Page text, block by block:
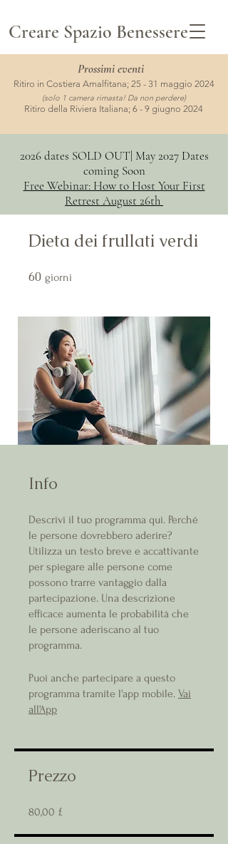
Creare Spazio Benessere
Prossimieventi
Ritiro in Costiera Amalfitana; 25 - 31 maggio 2024
(solo 1 camera rimasta! Da non perdere)
Ritiro della Riviera Italiana; 6 - 9 giugno 2024
2026 dates SOLD OUT| May 2027 Dates
coming Soon
Free Webinar: How to Host Your First
Retrest August 26th
Dieta dei frullati verdi
60 giorni
Info
Descrivi il tuo programma qui. Perché
le persone dovrebbero aderire?
Utilizza un testo breve e accattivante
per spiegare alle persone come
possono trarre vantaggio dalla
partecipazione. Una descrizione
efficace aumenta le probabilità che
le persone aderiscano al tuo
programma.
Puoi anche partecipare a questo
programma tramite l'app mobile. Vai
all'App
Prezzo
80,00 £